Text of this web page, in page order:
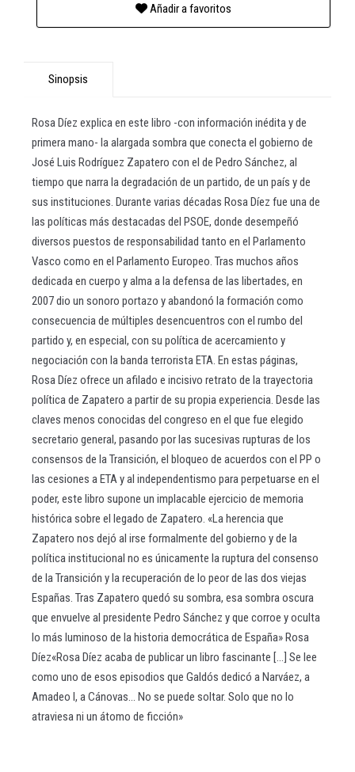
Añadir a favoritos
Sinopsis
Rosa Díez explica en este libro -con información inédita y de
primera mano- la alargada sombra que conecta el gobierno de
José Luis Rodríguez Zapatero con el de Pedro Sánchez, al
tiempo que narra la degradación de un partido, de un país y de
sus instituciones. Durante varias décadas Rosa Díez fue una de
las políticas más destacadas del PSOE, donde desempeñó
diversos puestos de responsabilidad tanto en el Parlamento
Vasco como en el Parlamento Europeo. Tras muchos años
dedicada en cuerpo y alma a la defensa de las libertades, en
2007 dio un sonoro portazo y abandonó la formación como
consecuencia de múltiples desencuentros con el rumbo del
partido y, en especial, con su política de acercamiento y
negociación con la banda terrorista ETA. En estas páginas,
Rosa Díez ofrece un afilado e incisivo retrato de la trayectoria
política de Zapatero a partir de su propia experiencia. Desde las
claves menos conocidas del congreso en el que fue elegido
secretario general, pasando por las sucesivas rupturas de los
consensos de la Transición, el bloqueo de acuerdos con el PP o
las cesiones a ETA y al independentismo para perpetuarse en el
poder, este libro supone un implacable ejercicio de memoria
histórica sobre el legado de Zapatero. «La herencia que
Zapatero nos dejó al irse formalmente del gobierno y de la
política institucional no es únicamente la ruptura del consenso
de la Transición y la recuperación de lo peor de las dos viejas
Españas. Tras Zapatero quedó su sombra, esa sombra oscura
que envuelve al presidente Pedro Sánchez y que corroe y oculta
lo más luminoso de la historia democrática de España» Rosa
Díez«Rosa Díez acaba de publicar un libro fascinante [...] Se lee
como uno de esos episodios que Galdós dedicó a Narváez, a
Amadeo I, a Cánovas... No se puede soltar. Solo que no lo
atraviesa ni un átomo de ficción»